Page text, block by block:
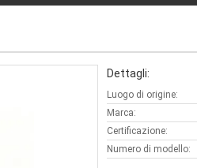
Dettagli:
Luogo di origine:
Marca:
Certificazione:
Numero di modello: